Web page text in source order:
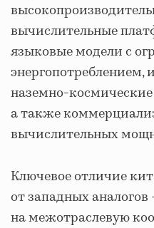
вычислительные
языковые модели с
энергопотреблением,
наземно-космические
а также
вычислительных
Ключевое отличие
от западных аналогов
на межотраслевую